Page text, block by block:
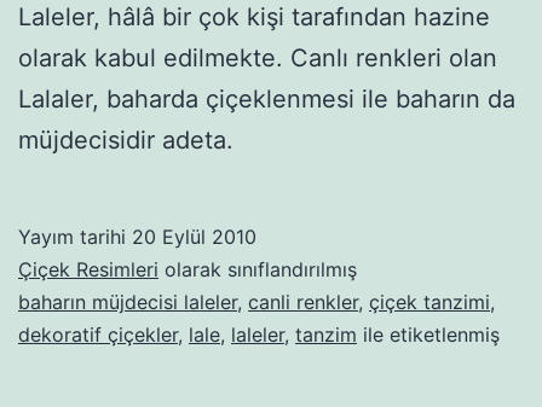
Laleler, hâlâ bir çok kişi tarafından hazine
olarak kabul edilmekte. Canlı renkleri olan
Lalaler, baharda çiçeklenmesi ile baharın da
müjdecisidir adeta.
Yayım tarihi 20 Eylül 2010
Çiçek Resimleri olarak sınıflandırılmış
baharın müjdecisi laleler, canli renkler, çiçek tanzimi,
dekoratif çiçekler, lale, laleler, tanzim ile etiketlenmiş